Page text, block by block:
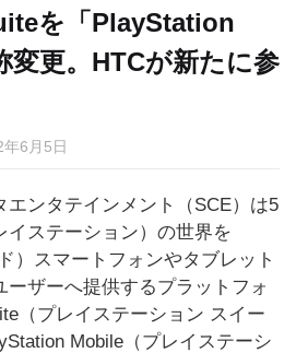
を「PlayStation
変更。HTCが新たに参
年6月5日
エンタテインメント（SCE）は5
イステーション）の世界を
）スマートフォンやタブレット
ーザーへ提供するプラットフォ
（プレイステーション スイー
Mobile（プレイステーシ